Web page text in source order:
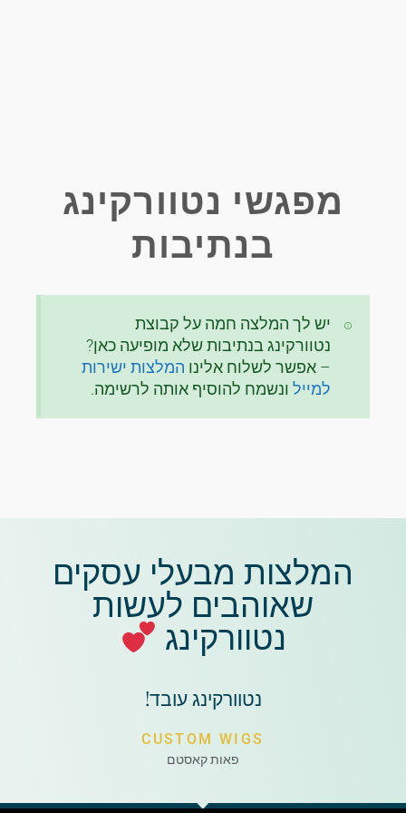
מפגשי נטוורקינג
בנתיבות
יש לך המלצה חמה על קבוצת
נטוורקינג בנתיבות שלא מופיעה כאן?
– אפשר לשלוח אלינו המלצות ישירות
למיילונשמח להוסיף אותה לרשימה.
המלצות מבעלי עסקים
שאוהבים לעשות
נטוורקינג
נטוורקינג עובד!
CUSTOM WIGS
פאות קאסטם